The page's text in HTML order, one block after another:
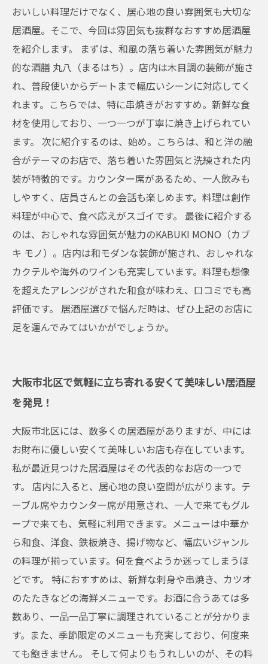
おいしい料理だけでなく、居心地の良い雰囲気も大切な
居酒屋。そこで、今回は雰囲気も抜群なおすすめ居酒屋
を紹介します。 まずは、和風の落ち着いた雰囲気が魅力
的な酒膳 丸八（まるはち）。店内は木目調の装飾が施さ
れ、普段使いからデートまで幅広いシーンに対応してく
れます。こちらでは、特に串焼きがおすすめ。新鮮な食
材を使用しており、一つ一つが丁寧に焼き上げられてい
ます。 次に紹介するのは、始め。こちらは、和と洋の融
合がテーマのお店で、落ち着いた雰囲気と洗練された内
装が特徴的です。カウンター席があるため、一人飲みも
しやすく、店員さんとの会話も楽しめます。料理は創作
料理が中心で、食べ応えがスゴイです。 最後に紹介する
のは、おしゃれな雰囲気が魅力のKABUKI MONO（カブ
キ モノ）。店内は和モダンな装飾が施され、おしゃれな
カクテルや海外のワインも充実しています。料理も想像
を超えたアレンジがされた和食が味わえ、口コミでも高
評価です。 居酒屋選びで悩んだ時は、ぜひ上記のお店に
足を運んでみてはいかがでしょうか。
大阪市北区で気軽に立ち寄れる安くて美味しい居酒屋
を発見！
大阪市北区には、数多くの居酒屋がありますが、中には
お財布に優しい安くて美味しいお店も存在しています。
私が最近見つけた居酒屋はその代表的なお店の一つで
す。 店内に入ると、居心地の良い空間が広がります。テ
ーブル席やカウンター席が用意され、一人で来てもグル
ープで来ても、気軽に利用できます。メニューは中華か
ら和食、洋食、鉄板焼き、揚げ物など、幅広いジャンル
の料理が揃っています。何を食べようか迷ってしまうほ
どです。 特におすすめは、新鮮な刺身や串焼き、カツオ
のたたきなどの海鮮メニューです。お酒に合うあては多
数あり、一品一品丁寧に調理されていることが分かりま
す。また、季節限定のメニューも充実しており、何度来
ても飽きません。 そして何よりもうれしいのが、その料